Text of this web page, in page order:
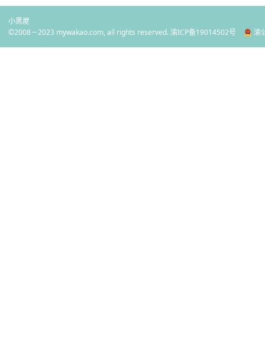
小黑屋
©2008－2023 mywakao.com, all rights reserved.渝ICP备19014502号 渝